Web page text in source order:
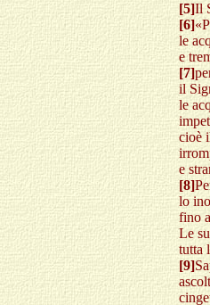
[5]Il
[6]
le
e
[7]
il
le
cioè
e
[8]
lo
fino
Le
tutta
[9]